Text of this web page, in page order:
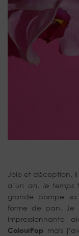
Joie et déception.
d’un an, le temps
grande pompe
forme de pan. Je
impressionnante
ColourPop mais